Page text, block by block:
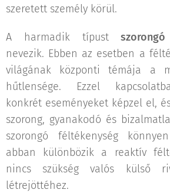
szeretett személy körül.
A harmadik típust
nevezik. Ebben az esetben a
világának központi témája a
hűtlensége. Ezzel
konkrét eseményeket képzel el,
szorong, gyanakodó és
szorongó féltékenység
abban különbözik a reaktív
nincs szükség valós külső
létrejöttéhez.